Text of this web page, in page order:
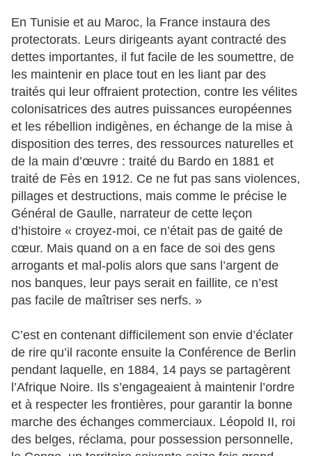
En Tunisie et au Maroc, la France instaura des
protectorats. Leurs dirigeants ayant contracté des
dettes importantes, il fut facile de les soumettre, de
les maintenir en place tout en les liant par des
traités qui leur offraient protection, contre les vélites
colonisatrices des autres puissances européennes
et les rébellion indigènes, en échange de la mise à
disposition des terres, des ressources naturelles et
de la main d’œuvre : traité du Bardo en 1881 et
traité de Fès en 1912. Ce ne fut pas sans violences,
pillages et destructions, mais comme le précise le
Général de Gaulle, narrateur de cette leçon
d’histoire « croyez-moi, ce n’était pas de gaité de
cœur. Mais quand on a en face de soi des gens
arrogants et mal-polis alors que sans l’argent de
nos banques, leur pays serait en faillite, ce n’est
pas facile de maîtriser ses nerfs. »
C’est en contenant difficilement son envie d’éclater
de rire qu’il raconte ensuite la Conférence de Berlin
pendant laquelle, en 1884, 14 pays se partagèrent
l’Afrique Noire. Ils s’engageaient à maintenir l’ordre
et à respecter les frontières, pour garantir la bonne
marche des échanges commerciaux. Léopold II, roi
des belges, réclama, pour possession personnelle,